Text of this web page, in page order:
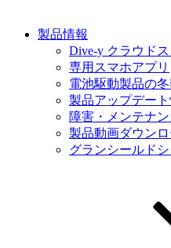
製品情報
Dive-y クラウド
専用スマホアプリ
電池駆動製品の
製品アップデート
障害・メンテナ
製品動画ダウンロ
グランシールド